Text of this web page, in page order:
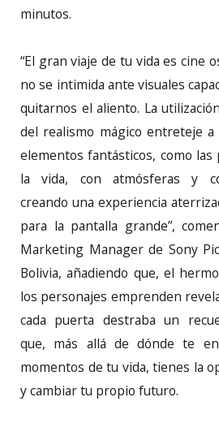
minutos.
“El gran viaje de tu vida es cine
no se intimida ante visuales
quitarnos el aliento. La
del realismo mágico entreteje
elementos fantásticos, como las
la vida, con atmósferas y
creando una experiencia
para la pantalla grande”,
Marketing Manager de Sony
Bolivia, añadiendo que, el
los personajes emprenden
cada puerta destraba un
que, más allá de dónde te
momentos de tu vida, tienes la
y cambiar tu propio futuro.